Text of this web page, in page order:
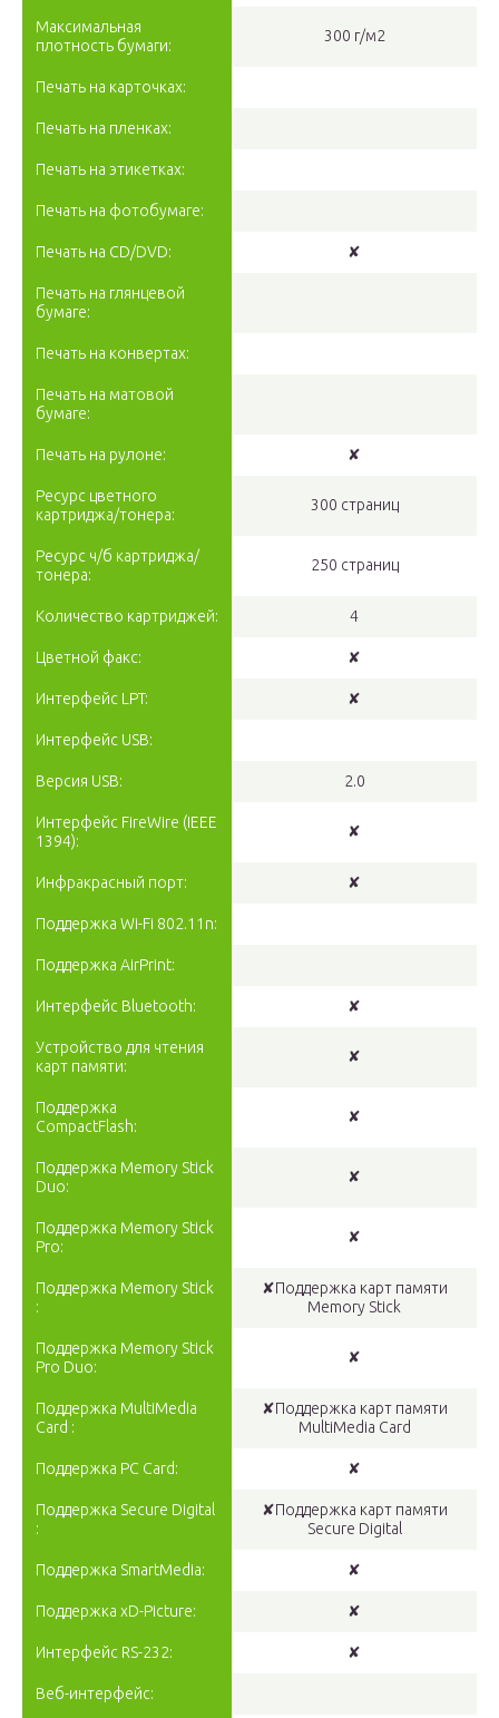
Максимальная
плотность бумаги:
300 г/м2
Печать на карточках:
Печать на пленках:
Печать на этикетках:
Печать на фотобумаге:
Печать на CD/DVD: ✘
Печать на глянцевой
бумаге:
Печать на конвертах:
Печать на матовой
бумаге:
Печать на рулоне: ✘
Ресурс цветного
картриджа/тонера:
300 страниц
Ресурс ч/б картриджа/
тонера:
250 страниц
Количество картриджей: 4
Цветной факс: ✘
Интерфейс LPT: ✘
Интерфейс USB:
Версия USB: 2.0
Интерфейс FireWire (IEEE
1394):
✘
Инфракрасный порт: ✘
Поддержка Wi-Fi 802.11n:
Поддержка AirPrint:
Интерфейс Bluetooth: ✘
Устройство для чтения
карт памяти:
✘
Поддержка
CompactFlash:
✘
Поддержка Memory Stick
Duo:
✘
Поддержка Memory Stick
Pro:
✘
Поддержка Memory Stick
:
✘Поддержка карт памяти
Memory Stick
Поддержка Memory Stick
Pro Duo:
✘
Поддержка MultiMedia
Card :
✘Поддержка карт памяти
MultiMedia Card
Поддержка PC Card: ✘
Поддержка Secure Digital
:
✘Поддержка карт памяти
Secure Digital
Поддержка SmartMedia: ✘
Поддержка xD-Picture: ✘
Интерфейс RS-232: ✘
Веб-интерфейс: